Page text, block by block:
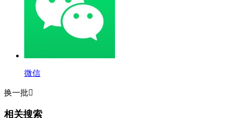
微信
换一批
相关搜索